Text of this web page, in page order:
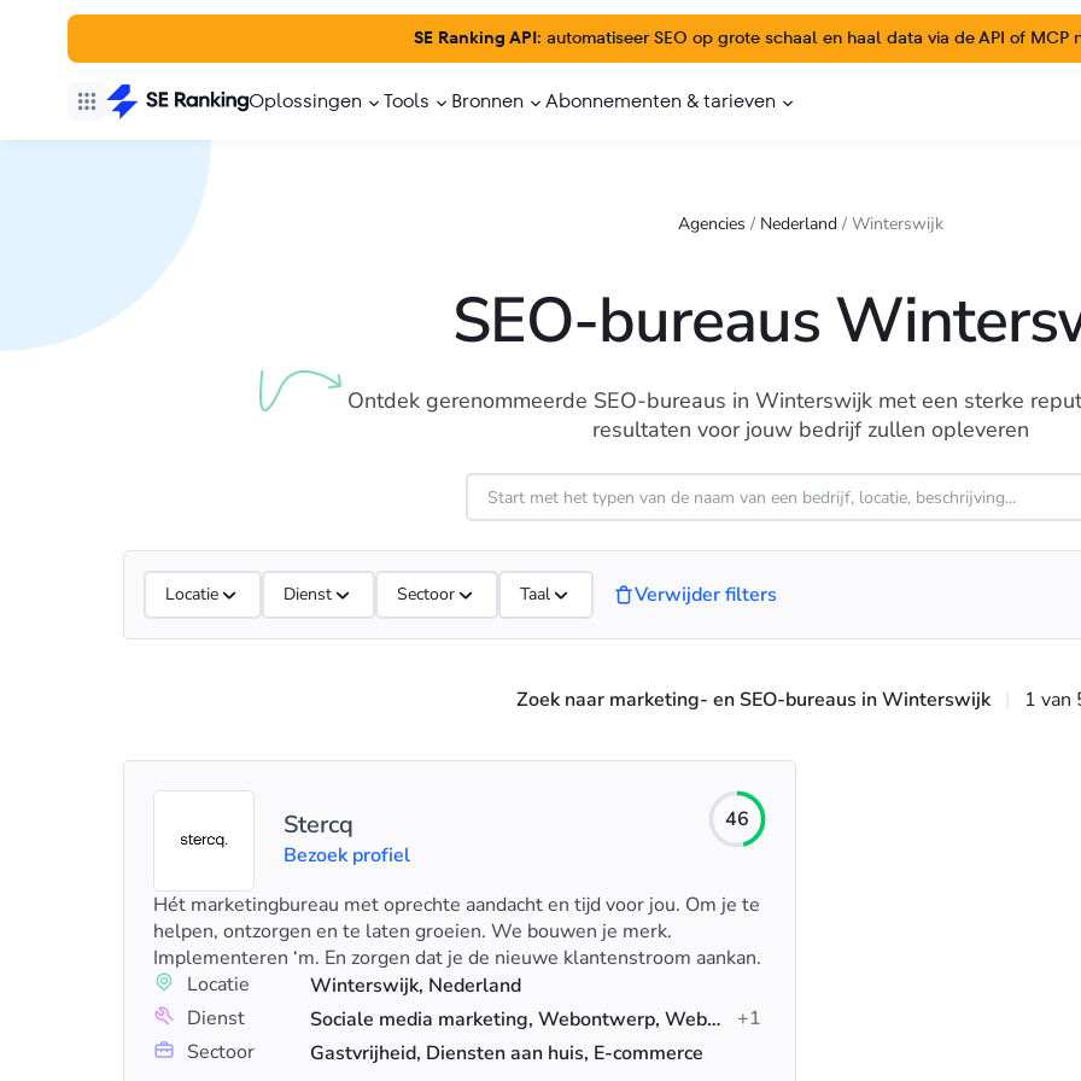
SE Ranking API: automatiseer SEO op grote schaal en haal data via de API of MCP
Oplossingen Tools Bronnen Abonnementen & tarieven
Agencies / Nederland / Winterswijk
SEO-bureaus
Ontdek gerenommeerde SEO-bureaus in Winterswijk met een sterke
resultaten voor jouw bedrijf zullen opleveren
Locatie Dienst Sectoor Taal Verwijder filters
Zoek naar marketing- en SEO-bureaus in Winterswijk 1 van
Stercq
Bezoek profiel
46
Hét marketingbureau met oprechte aandacht en tijd voor jou. Om je te
helpen, ontzorgen en te laten groeien. We bouwen je merk.
Implementeren ‘m. En zorgen dat je de nieuwe klantenstroom aankan.
Locatie
Winterswijk, Nederland
Dienst
Sociale media marketing, Webontwerp, Webontwikkeling
+1
Sectoor
Gastvrijheid, Diensten aan huis, E-commerce